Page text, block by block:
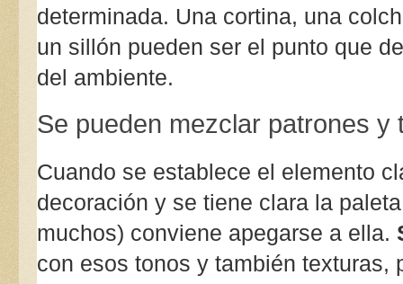
determinada. Una cortina, una
un sillón pueden ser el punto que
del ambiente.
Se pueden mezclar patrones
Cuando se establece el elemento
decoración y se tiene clara la
muchos) conviene apegarse a ella.
con esos tonos y también texturas,